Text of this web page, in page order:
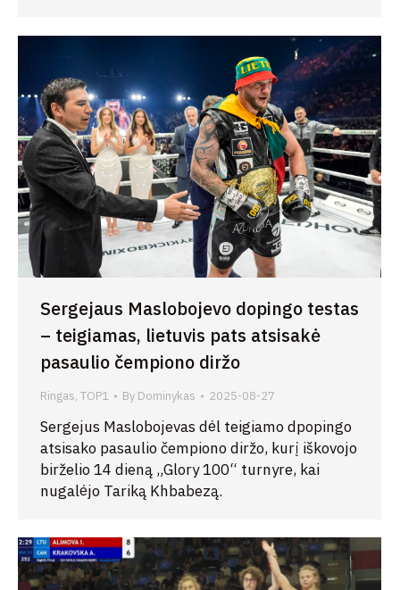
Sergejaus Maslobojevo dopingo testas
– teigiamas, lietuvis pats atsisakė
pasaulio čempiono diržo
Ringas, TOP1 By Dominykas 2025-08-27
Sergejus Maslobojevas dėl teigiamo dpopingo
atsisako pasaulio čempiono diržo, kurį iškovojo
birželio 14 dieną „Glory 100“ turnyre, kai
nugalėjo Tariką Khbabezą.